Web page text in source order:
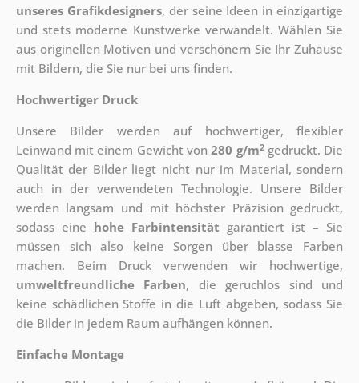
unseres Grafikdesigners, der seine Ideen in einzigartige
und stets moderne Kunstwerke verwandelt. Wählen Sie
aus originellen Motiven und verschönern Sie Ihr Zuhause
mit Bildern, die Sie nur bei uns finden.
Hochwertiger Druck
Unsere Bilder werden auf hochwertiger, flexibler
Leinwand mit einem Gewicht von280 g/m2gedruckt. Die
Qualität der Bilder liegt nicht nur im Material, sondern
auch in der verwendeten Technologie. Unsere Bilder
werden langsam und mit höchster Präzision gedruckt,
sodass eine hohe Farbintensität garantiert ist – Sie
müssen sich also keine Sorgen über blasse Farben
machen. Beim Druck verwenden wir hochwertige,
umweltfreundliche Farben, die geruchlos sind und
keine schädlichen Stoffe in die Luft abgeben, sodass Sie
die Bilder in jedem Raum aufhängen können.
Einfache Montage